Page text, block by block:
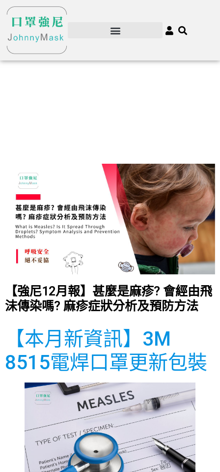
【強尼12月報】甚麼是麻疹? 會經由飛
沫傳染嗎? 麻疹症狀分析及預防方法
【本月新資訊】3M
8515電焊口罩更新包裝